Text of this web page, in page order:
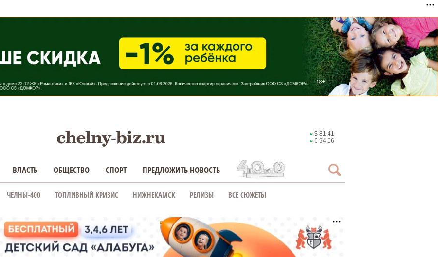
$ 81,41
€ 94,06
ВЛАСТЬ ОБЩЕСТВО СПОРТ ПРЕДЛОЖИТЬ НОВОСТЬ
ЧЕЛНЫ-400 ТОПЛИВНЫЙ КРИЗИС НИЖНЕКАМСК РЕЛИЗЫ ВСЕ СЮЖЕТЫ